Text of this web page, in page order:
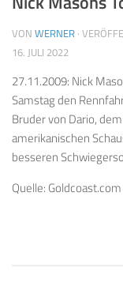
VON WERNER ·
16. JULI 2022
27.11.2009: Nick
Samstag den
Bruder von Dario,
amerikanischen
besseren
Quelle: Goldcoast.com